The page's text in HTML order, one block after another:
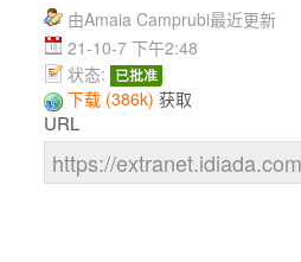
由Amaia Camprubi最近更新
21-10-7 下午2:48
状态: 已批准
下载 (386k) 获取
URL